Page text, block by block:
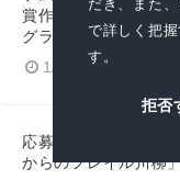
だき、また
で詳しく把
す。
拒否
賞作品発表会開催 応
グランプリ作品がつ
1/27 20:30
応募総数3万件超！ツ
からのフレイル川柳